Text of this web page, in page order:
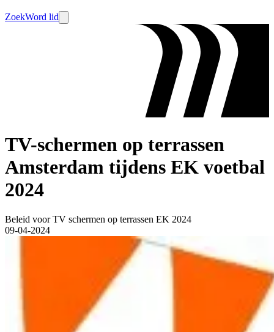
ZoekWord lid
TV-schermen op terrassen
Amsterdam tijdens EK voetbal
2024
Beleid voor TV schermen op terrassen EK 2024
09-04-2024